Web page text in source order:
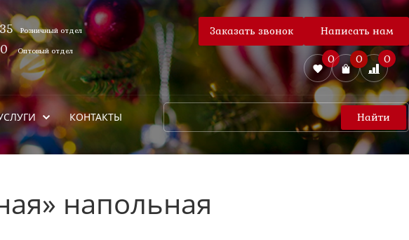
Розничный отдел
Оптовый отдел
Заказать звонок Написать нам
0 0 0
КОНТАКТЫ Найти
напольная